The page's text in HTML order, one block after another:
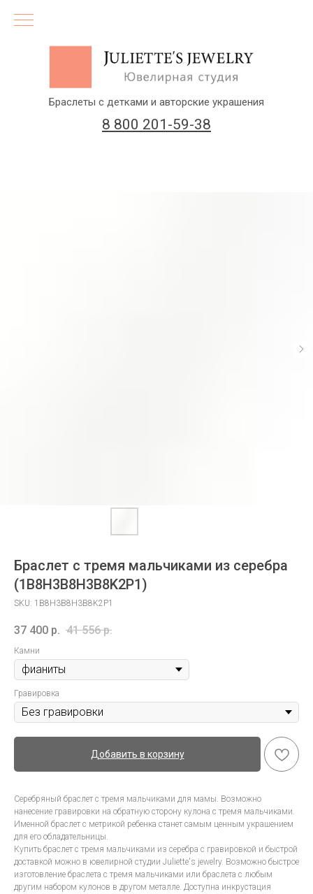
8 800 201-59-38
Браслеты с детками и авторские украшения
Браслет с тремя мальчиками из серебра
(1B8H3B8H3B8K2P1)
SKU: 1B8H3B8H3B8K2P1
37 400 р. 41 556 р.
Камни
Гравировка
Добавить в корзину
Серебряный браслет с тремя мальчиками для мамы. Возможно
нанесение гравировки на обратную сторону кулона с тремя мальчиками.
Именной браслет с метрикой ребенка станет самым ценным украшением
для его обладательницы.
Купить браслет с тремя мальчиками из серебра с гравировкой и быстрой
доставкой можно в ювелирной студии Juliette's jewelry. Возможно быстрое
изготовление браслета с тремя мальчиками или браслета с любым
другим набором кулонов в другом металле. Доступна инкрустация